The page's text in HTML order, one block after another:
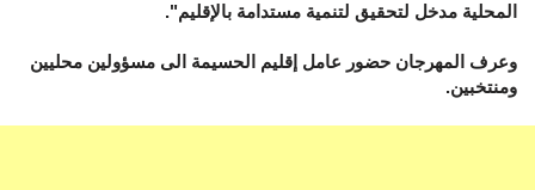
المحلية مدخل لتحقيق لتنمية مستدامة بالإقليم".
وعرف المهرجان حضور عامل إقليم الحسيمة الى مسؤولين محليين
ومنتخبين.